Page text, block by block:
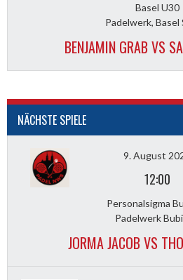
Basel U30
Padelwerk, Basel
BENJAMIN GRAB VS
NÄCHSTE SPIELE
9. August
12:00
Personalsigma
Padelwerk
JORMA JACOB VS